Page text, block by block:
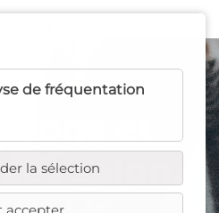
de fréquentation
la sélection
et
salon